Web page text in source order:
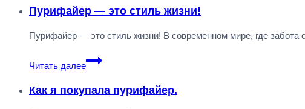
офисе.
и
Пурифайер — это стиль жизни!
Пурифайер — это стиль жизни! В современном мире, где забота
Читать далее
Пурифайер
—
это
Как я покупала пурифайер.